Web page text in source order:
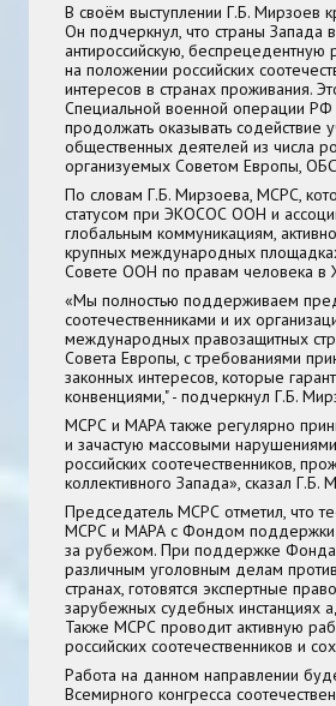
В своём выступлении Г.Б. Мирзоев
Он подчеркнул, что страны Запада
антироссийскую, беспрецедентную
на положении российских
интересов в странах проживания.
Специальной военной операции РФ
продолжать оказывать содействие
общественных деятелей из числа
организуемых Советом Европы,
По словам Г.Б. Мирзоева, МСРС,
статусом при ЭКОСОС ООН и
глобальным коммуникациям,
крупных международных
Совете ООН по правам человека в
«Мы полностью поддерживаем
соотечественниками и их
международных правозащитных
Совета Европы, с требованиями
законных интересов, которые
конвенциями," - подчеркнул Г.Б.
МСРС и МАРА также регулярно
и зачастую массовыми
российских соотечественников,
коллективного Запада», сказал Г.Б.
Председатель МСРС отметил, что
МСРС и МАРА с Фондом поддержки
за рубежом. При поддержке Фонда
различным уголовным делам
странах, готовятся экспертные
зарубежных судебных инстанциях
Также МСРС проводит активную
российских соотечественников и
Работа на данном направлении
Всемирного конгресса